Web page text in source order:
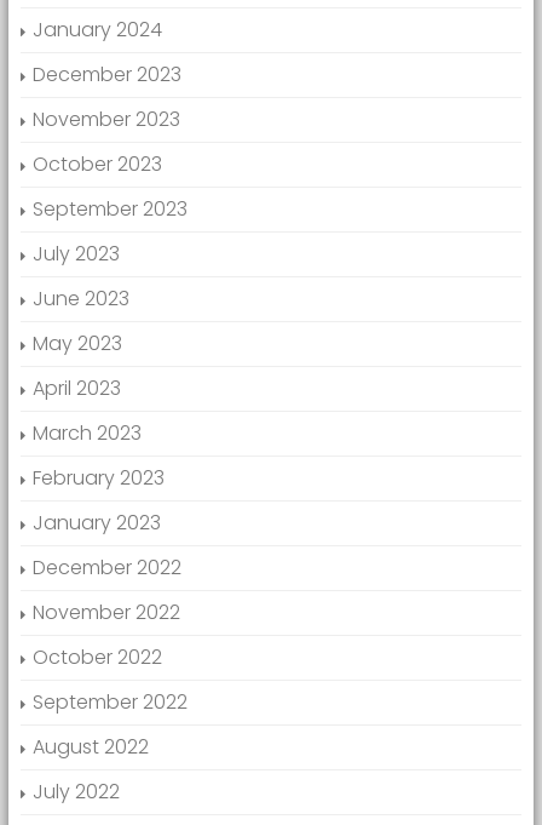
January 2024
December 2023
November 2023
October 2023
September 2023
July 2023
June 2023
May 2023
April 2023
March 2023
February 2023
January 2023
December 2022
November 2022
October 2022
September 2022
August 2022
July 2022